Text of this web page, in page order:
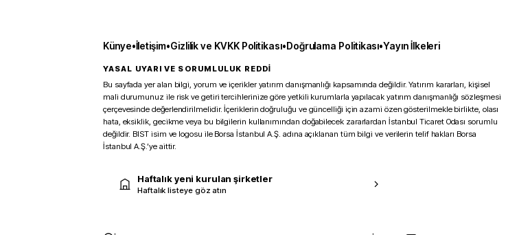
Künye•İletişim•Gizlilik ve KVKK Politikası•Doğrulama Politikası•Yayın İlkeleri
YASAL UYARI VE SORUMLULUK REDDİ
Bu sayfada yer alan bilgi, yorum ve içerikler yatırım danışmanlığı kapsamında değildir. Yatırım kararları, kişisel
mali durumunuz ile risk ve getiri tercihlerinize göre yetkili kurumlarla yapılacak yatırım danışmanlığı sözleşmesi
çerçevesinde değerlendirilmelidir. İçeriklerin doğruluğu ve güncelliği için azami özen gösterilmekle birlikte, olası
hata, eksiklik, gecikme veya bu bilgilerin kullanımından doğabilecek zararlardan İstanbul Ticaret Odası sorumlu
değildir. BIST isim ve logosu ile Borsa İstanbul A.Ş. adına açıklanan tüm bilgi ve verilerin telif hakları Borsa
İstanbul A.Ş.’ye aittir.
Haftalık yeni kurulan şirketler
Haftalık listeye göz atın